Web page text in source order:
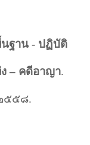
ฐาน - ปฏิบัติ
– คดีอาญา.
๕๕๘.